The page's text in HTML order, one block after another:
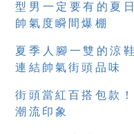
型男一定要有的夏
帥氣度瞬間爆棚
夏季人腳一雙的涼
連結帥氣街頭品味
街頭當紅百搭包款
潮流印象